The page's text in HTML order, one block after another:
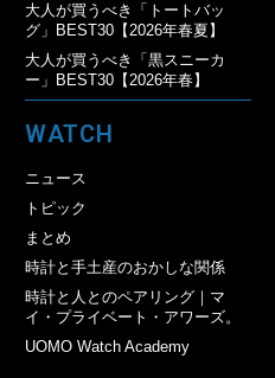
大人が買うべき「トートバッ
グ」BEST30【2026年春夏】
大人が買うべき「黒スニーカ
ー」BEST30【2026年春】
WATCH
ニュース
トピック
まとめ
時計と手土産のおかしな関係
時計と人とのペアリング｜マ
イ・プライベート・アワーズ。
UOMO Watch Academy